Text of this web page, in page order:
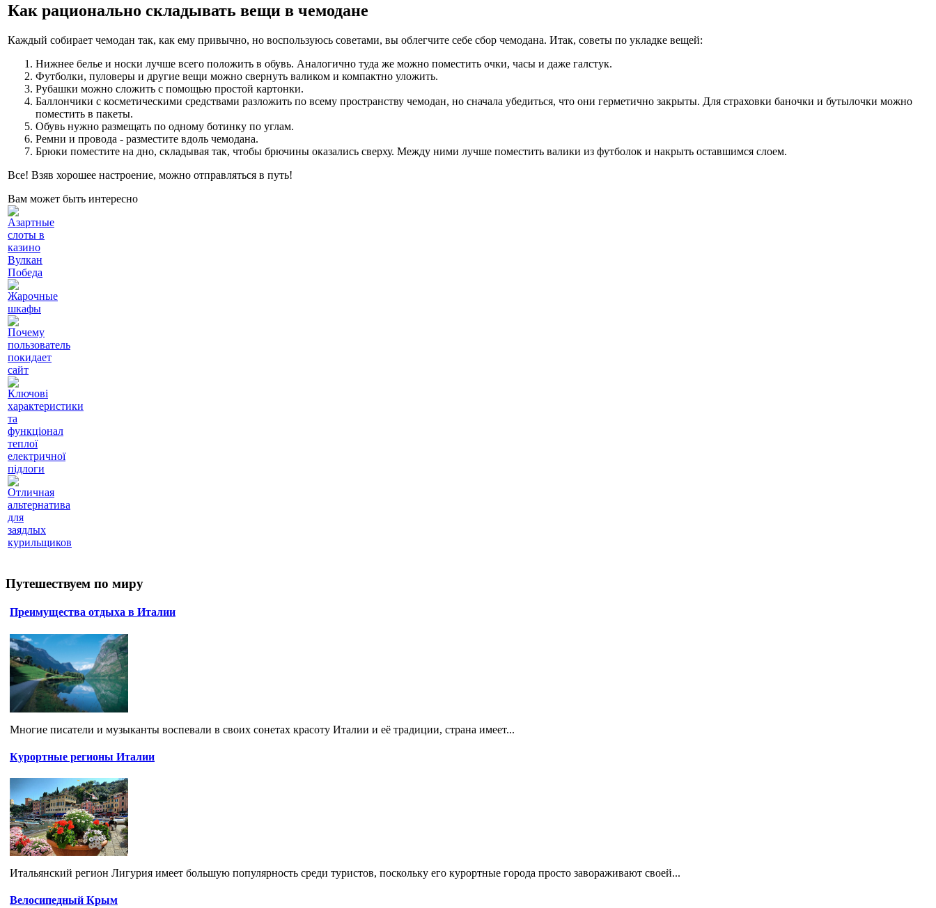
Как рационально складывать вещи в чемодане
Каждый собирает чемодан так, как ему привычно, но воспользуюсь советами, вы облегчите себе сбор чемодана. Итак, советы по укладке вещей:
Нижнее белье и носки лучше всего положить в обувь. Аналогично туда же можно поместить очки, часы и даже галстук.
Футболки, пуловеры и другие вещи можно свернуть валиком и компактно уложить.
Рубашки можно сложить с помощью простой картонки.
Баллончики с косметическими средствами разложить по всему пространству чемодан, но сначала убедиться, что они герметично закрыты. Для страховки баночки и бутылочки можно
поместить в пакеты.
Обувь нужно размещать по одному ботинку по углам.
Ремни и провода - разместите вдоль чемодана.
Брюки поместите на дно, складывая так, чтобы брючины оказались сверху. Между ними лучше поместить валики из футболок и накрыть оставшимся слоем.
Все! Взяв хорошее настроение, можно отправляться в путь!
Вам может быть интересно
Азартные
слоты в
казино
Вулкан
Победа
Жарочные
шкафы
Почему
пользователь
покидает
сайт
Ключові
характеристики
та
функціонал
теплої
електричної
підлоги
Отличная
альтернатива
для
заядлых
курильщиков
Путешествуем по миру
Преимущества отдыха в Италии
Многие писатели и музыканты воспевали в своих сонетах красоту Италии и её традиции, страна имеет...
Курортные регионы Италии
Итальянский регион Лигурия имеет большую популярность среди туристов, поскольку его курортные города просто завораживают своей...
Велосипедный Крым